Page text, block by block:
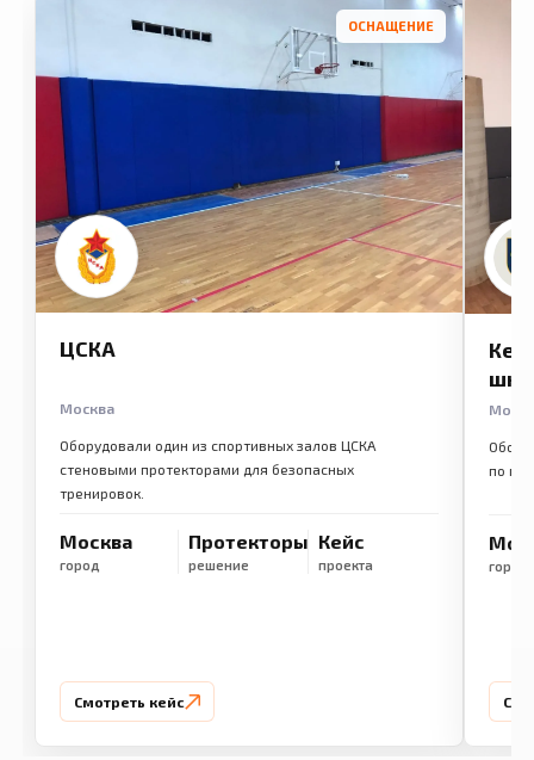
ОСНАЩЕНИЕ
ЦСКА
Москва
Оборудовали один из спортивных залов ЦСКА
стеновыми протекторами для безопасных
тренировок.
Москва
город
Протекторы
решение
Кейс
проекта
Смотреть кейс
по
город